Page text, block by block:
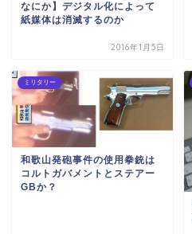
なにか】デジタル化によって
紙媒体は消滅するのか
2016年1月5日
ミリタリー
和歌山発砲事件の使用拳銃は
コルトガバメントとステアー
GBか？